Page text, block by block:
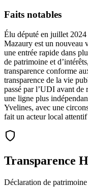
Faits notables
Élu député en juillet 2024
Mazaury est un nouveau
une entrée rapide dans
de patrimoine et
transparence conforme
transparence de la vie
passé par l’UDI avant
une ligne plus
Yvelines, avec une
fait un acteur local
Transparence
Déclaration de